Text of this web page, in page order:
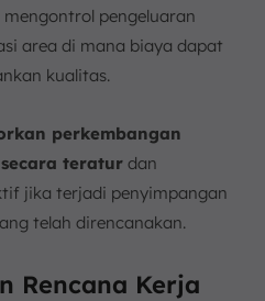
pengeluaran
area di mana biaya dapat
kualitas.
perkembangan
teratur dan
jika terjadi penyimpangan
telah direncanakan.
Rencana Kerja